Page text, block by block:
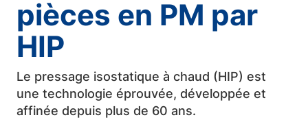
pièces en PM par
HIP
Le pressage isostatique à chaud (HIP) est
une technologie éprouvée, développée et
affinée depuis plus de 60 ans.